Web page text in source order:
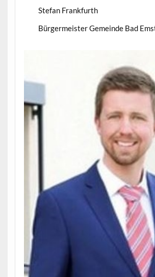
Stefan Frankfurth
Bürgermeister Gemeinde Bad